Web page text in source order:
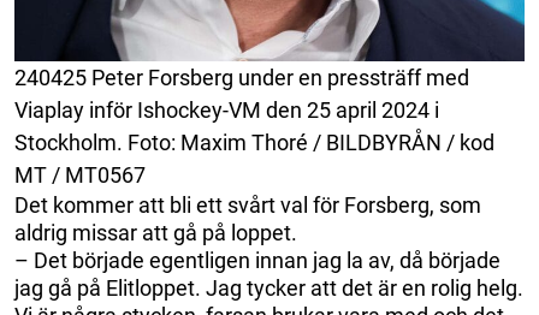
240425 Peter Forsberg under en pressträff med
Viaplay inför Ishockey-VM den 25 april 2024 i
Stockholm. Foto: Maxim Thoré / BILDBYRÅN / kod
MT / MT0567
Det kommer att bli ett svårt val för Forsberg, som
aldrig missar att gå på loppet.
– Det började egentligen innan jag la av, då började
jag gå på Elitloppet. Jag tycker att det är en rolig helg.